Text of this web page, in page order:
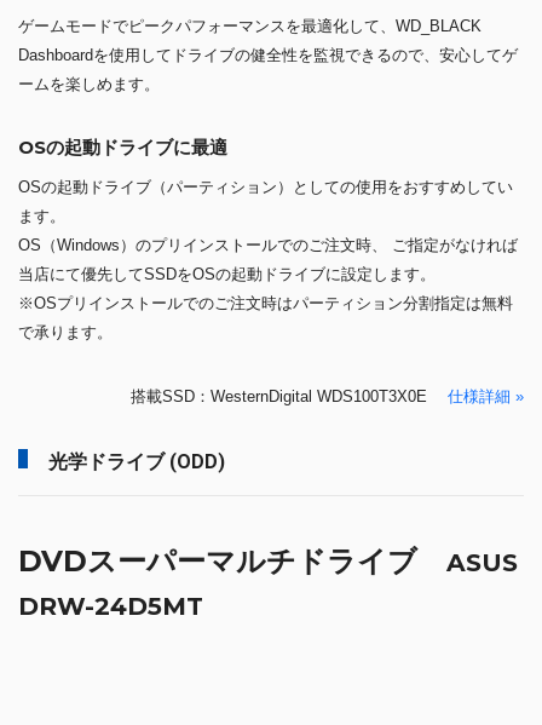
ゲームモードでピークパフォーマンスを最適化して、WD_BLACK
Dashboardを使用してドライブの健全性を監視できるので、安心してゲ
ームを楽しめます。
OSの起動ドライブに最適
OSの起動ドライブ（パーティション）としての使用をおすすめしてい
ます。
OS（Windows）のプリインストールでのご注文時、 ご指定がなければ
当店にて優先してSSDをOSの起動ドライブに設定します。
※OSプリインストールでのご注文時はパーティション分割指定は無料
で承ります。
搭載SSD：WesternDigital WDS100T3X0E 仕様詳細 »
光学ドライブ (ODD)
DVDスーパーマルチドライブ ASUS
DRW-24D5MT